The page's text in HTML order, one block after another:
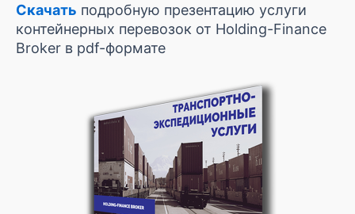
Скачать подробную презентацию услуги
контейнерных перевозок от Holding-Finance
Broker в pdf-формате